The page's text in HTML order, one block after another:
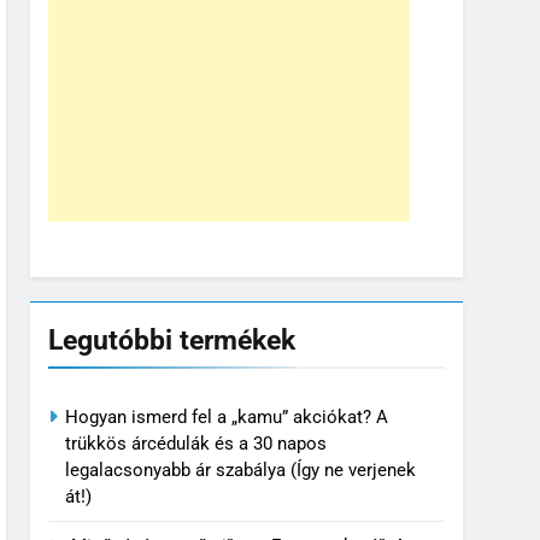
Legutóbbi termékek
Hogyan ismerd fel a „kamu” akciókat? A
trükkös árcédulák és a 30 napos
legalacsonyabb ár szabálya (Így ne verjenek
át!)